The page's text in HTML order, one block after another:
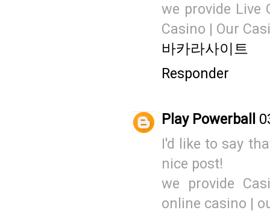
we provide Live
Casino | Our
바카라사이트
Responder
Play Powerball
I'd like to say
nice post!
we provide
online casino |